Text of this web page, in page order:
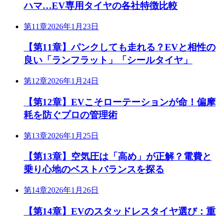
ハマ…EV専用タイヤの各社特徴比較
第11章2026年1月23日
【第11章】パンクしても走れる？EVと相性の
良い「ランフラット」「シールタイヤ」
第12章2026年1月24日
【第12章】EVこそローテーションが命！偏摩
耗を防ぐプロの管理術
第13章2026年1月25日
【第13章】空気圧は「高め」が正解？電費と
乗り心地のベストバランスを探る
第14章2026年1月26日
【第14章】EVのスタッドレスタイヤ選び：重